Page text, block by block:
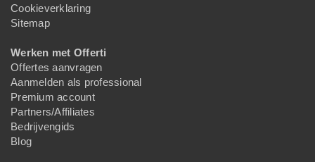
Cookieverklaring
Sitemap
Werken met Offerti
Offertes aanvragen
Aanmelden als professional
Premium account
Partners/Affiliates
Bedrijvengids
Blog